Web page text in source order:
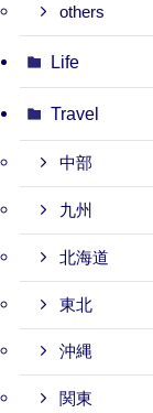
others
Life
Travel
中部
九州
北海道
東北
沖縄
関東